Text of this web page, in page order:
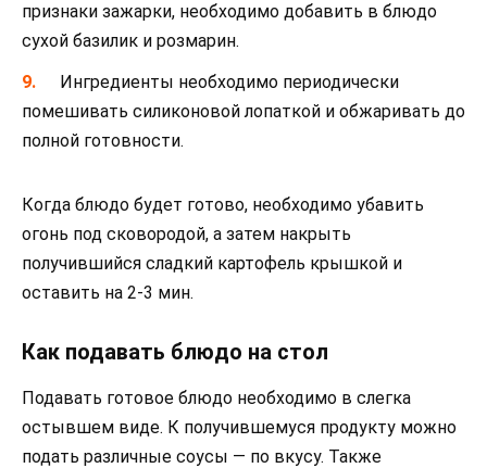
признаки зажарки, необходимо добавить в блюдо
сухой базилик и розмарин.
Ингредиенты необходимо периодически
помешивать силиконовой лопаткой и обжаривать до
полной готовности.
Когда блюдо будет готово, необходимо убавить
огонь под сковородой, а затем накрыть
получившийся сладкий картофель крышкой и
оставить на 2-3 мин.
Как подавать блюдо на стол
Подавать готовое блюдо необходимо в слегка
остывшем виде. К получившемуся продукту можно
подать различные соусы — по вкусу. Также